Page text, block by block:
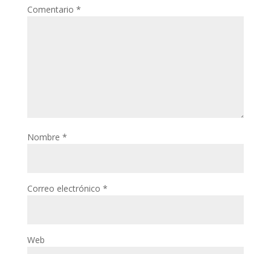
Comentario *
Nombre *
Correo electrónico *
Web